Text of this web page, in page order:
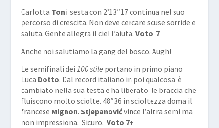
Carlotta Toni sesta con 2’13″17 continua nel suo
percorso di crescita. Non deve cercare scuse sorride e
saluta. Gente allegra il ciel l’aiuta. Voto 7
Anche noi salutiamo la gang del bosco. Augh!
Le semifinali dei 100 stile portano in primo piano
Luca Dotto. Dal record italiano in poi qualcosa è
cambiato nella sua testa e ha liberato le braccia che
fluiscono molto sciolte. 48″36 in scioltezza doma il
francese Mignon. Stjepanovićvince l’altra semi ma
non impressiona. Sicuro. Voto 7+